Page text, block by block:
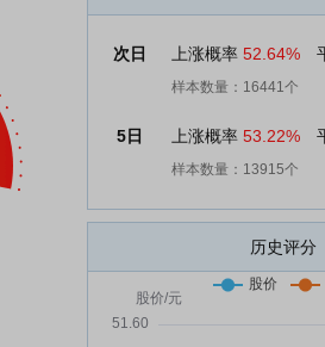
次日 上涨概率 52.64%
样本数量：16441个
5日 上涨概率 53.22%
样本数量：13915个
历史评分